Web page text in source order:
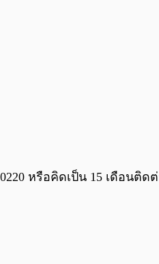
หรือคิดเป็น 15 เดือนติด